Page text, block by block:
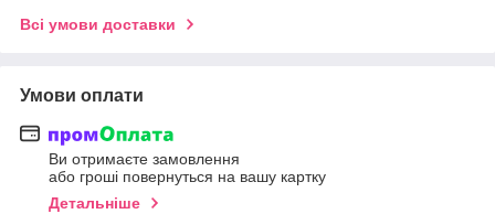
Всі умови доставки
Умови оплати
Ви отримаєте замовлення
або гроші повернуться на вашу картку
Детальніше